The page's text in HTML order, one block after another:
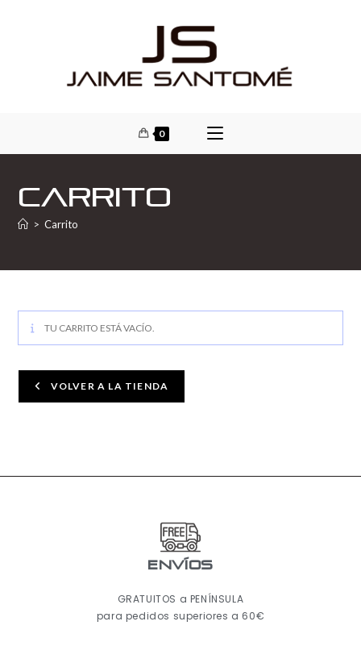
0
Carrito
> Carrito
TU CARRITO ESTÁ VACÍO.
VOLVER A LA TIENDA
ENVÍOS
GRATUITOS a PENÍNSULA
para pedidos superiores a 60€